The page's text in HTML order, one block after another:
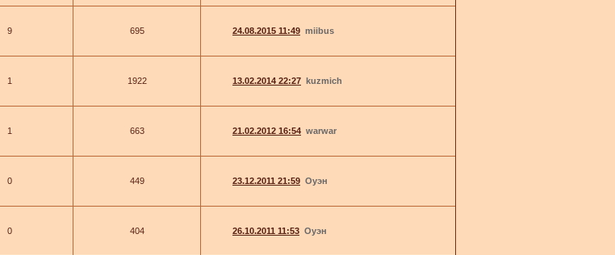
9 695 24.08.2015 11:49 miibus
1 1922 13.02.2014 22:27 kuzmich
1
663 21.02.2012 16:54 warwar
0
449 23.12.2011 21:59 Оуэн
0
404 26.10.2011 11:53 Оуэн